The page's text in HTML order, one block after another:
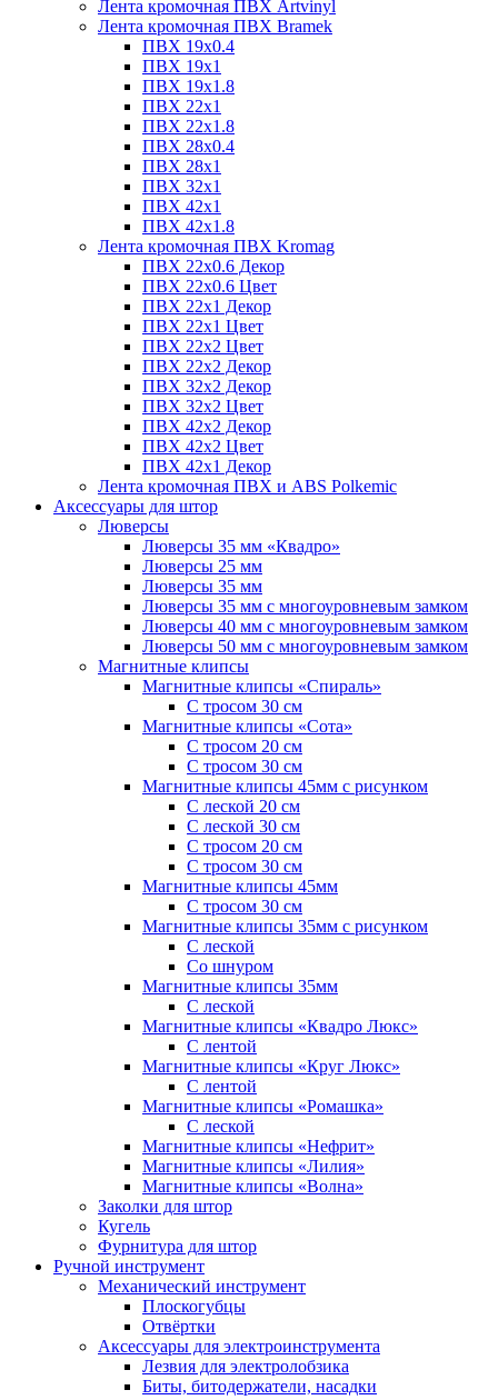
Лента кромочная ПВХ Artvinyl
Лента кромочная ПВХ Bramek
ПВХ 19x0.4
ПВХ 19х1
ПВХ 19х1.8
ПВХ 22х1
ПВХ 22х1.8
ПВХ 28х0.4
ПВХ 28х1
ПВХ 32x1
ПВХ 42х1
ПВХ 42х1.8
Лента кромочная ПВХ Kromag
ПВХ 22x0.6 Декор
ПВХ 22x0.6 Цвет
ПВХ 22x1 Декор
ПВХ 22x1 Цвет
ПВХ 22x2 Цвет
ПВХ 22x2 Декор
ПВХ 32x2 Декор
ПВХ 32x2 Цвет
ПВХ 42x2 Декор
ПВХ 42x2 Цвет
ПВХ 42x1 Декор
Лента кромочная ПВХ и ABS Polkemic
Аксессуары для штор
Люверсы
Люверсы 35 мм «Квадро»
Люверсы 25 мм
Люверсы 35 мм
Люверсы 35 мм с многоуровневым замком
Люверсы 40 мм с многоуровневым замком
Люверсы 50 мм с многоуровневым замком
Магнитные клипсы
Магнитные клипсы «Спираль»
С тросом 30 см
Магнитные клипсы «Сота»
С тросом 20 см
С тросом 30 см
Магнитные клипсы 45мм с рисунком
С леской 20 см
С леской 30 см
С тросом 20 см
С тросом 30 см
Магнитные клипсы 45мм
С тросом 30 см
Магнитные клипсы 35мм с рисунком
С леской
Со шнуром
Магнитные клипсы 35мм
С леской
Магнитные клипсы «Квадро Люкс»
С лентой
Магнитные клипсы «Круг Люкс»
С лентой
Магнитные клипсы «Ромашка»
С леской
Магнитные клипсы «Нефрит»
Магнитные клипсы «Лилия»
Магнитные клипсы «Волна»
Заколки для штор
Кугель
Фурнитура для штор
Ручной инструмент
Механический инструмент
Плоскогубцы
Отвёртки
Аксессуары для электроинструмента
Лезвия для электролобзика
Биты, битодержатели, насадки